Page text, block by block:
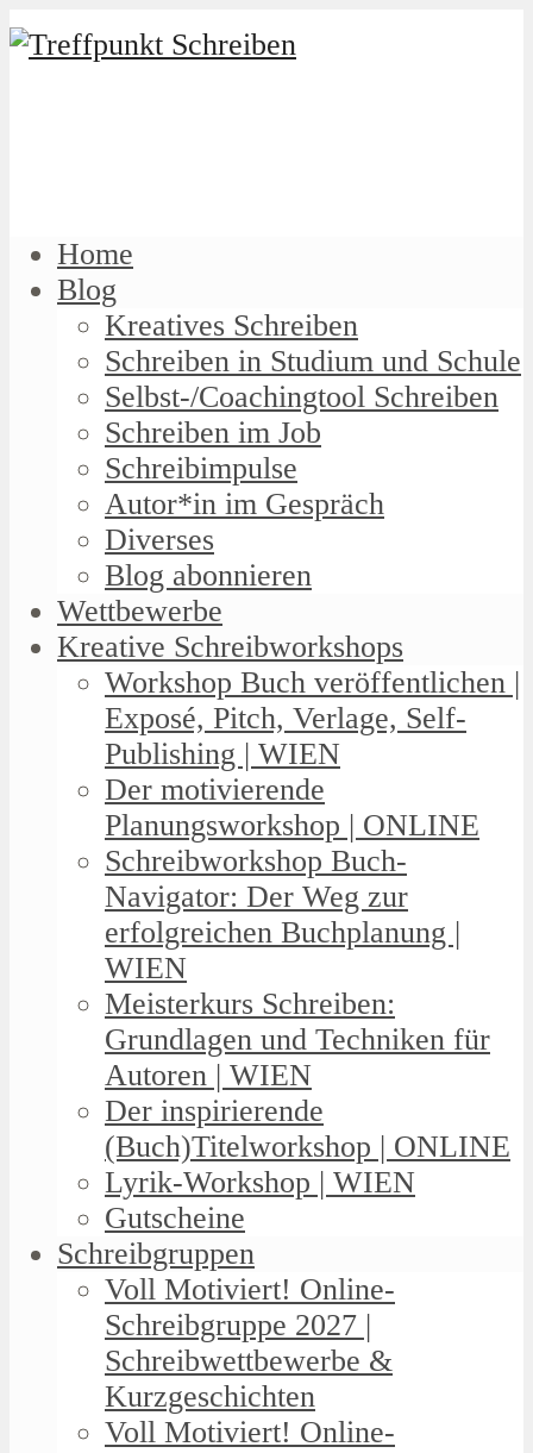
Home
Blog
Kreatives Schreiben
Schreiben in Studium und Schule
Selbst-/Coachingtool Schreiben
Schreiben im Job
Schreibimpulse
Autor*in im Gespräch
Diverses
Blog abonnieren
Wettbewerbe
Kreative Schreibworkshops
Workshop Buch veröffentlichen |
Exposé, Pitch, Verlage, Self-
Publishing | WIEN
Der motivierende
Planungsworkshop | ONLINE
Schreibworkshop Buch-
Navigator: Der Weg zur
erfolgreichen Buchplanung |
WIEN
Meisterkurs Schreiben:
Grundlagen und Techniken für
Autoren | WIEN
Der inspirierende
(Buch)Titelworkshop | ONLINE
Lyrik-Workshop | WIEN
Gutscheine
Schreibgruppen
Voll Motiviert! Online-
Schreibgruppe 2027 |
Schreibwettbewerbe &
Kurzgeschichten
Voll Motiviert! Online-